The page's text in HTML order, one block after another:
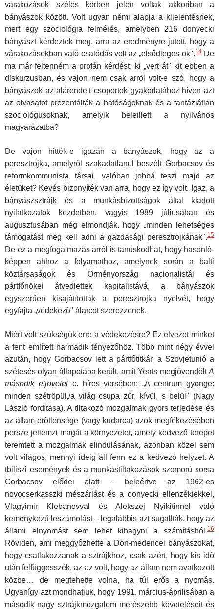
várakozások széles körben jelen voltak akkoriban a
bányászok között. Volt ugyan némi alapja a kijelentésnek,
mert egy szociológia felmérés, amelyben 216 donyecki
bányászt kérdeztek meg, arra az eredményre jutott, hogy a
várakozásokban való csalódás volt az „elsődleges ok".14De
ma már feltenném a profán kérdést: ki „vert át" kit ebben a
diskurzusban, és vajon nem csak arról volt-e szó, hogy a
bányászok az alárendelt csoportok gyakorlatához híven azt
az olvasatot prezentálták a hatóságoknak és a fantáziátlan
szociológusoknak, amelyik beleillett a nyilvános
magyarázatba?
De vajon hitték-e igazán a bányászok, hogy az a
peresztrojka, amelyről szakadatlanul beszélt Gorbacsov és
reformkommunista társai, valóban jobbá teszi majd az
életüket? Kevés bizonyíték van arra, hogy ez így volt. Igaz, a
bányászsztrájk és a munkásbizottságok által kiadott
nyilatkozatok kezdetben, vagyis 1989 júliusában és
augusztusában még elmondják, hogy „minden lehetséges
támogatást meg kell adni a gazdasági pereszt­rojkának".15
De ez a megfogalmazás arról is tanúskodhat, hogy hasonló­
képpen ahhoz a folyamathoz, amelynek során a balti
köztársaságok és Örményország nacionalistái és
pártfőnökei átvedlettek kapitalistává, a bányászok
egyszerűen kisajátították a peresztrojka nyelvét, hogy
egyfajta „védekező" álarcot szerezzenek.
Miért volt szükségük erre a védekezésre? Ez elvezet minket
a fent említett harmadik tényezőhöz. Több mint négy évvel
azután, hogy Gor­bacsov lett a pártfőtitkár, a Szovjetunió a
szétesés olyan állapotába került, amit Yeats megjövendöltA
második eljövetelc. híres versében: „A centrum gyönge:
minden szétröpül,/a világ csupa zűr, kívül, s belül" (Nagy
László fordítása). A tiltakozó mozgalmak gyors terjedése és
az állam erőtlensége (vagy kudarca) azok megfékezésében
persze jellemzi magát a környezetet, amely kedvező terepet
teremtett a mozgalmak el­indulásának, azonban közel sem
volt világos, mennyi ideig áll fenn ez a kedvező helyzet. A
tbiliszi események és a munkástiltakozások szomorú sorsa
Gorbacsov elődei alatt – beleértve az 1962-es
novocserkasszki mészárlást és a donyecki ellenzékiekkel,
Vlagyimir Klebanovval és Alekszej Nyikitinnel való
keménykezű leszámolást – legalábbis azt sugallták, hogy az
állami elnyomást sem lehet kihagyni a számításból.16
Röviden, ami meggyőzhette a Don-medencei bányászokat,
hogy csat­lakozzanak a sztrájkhoz, csak azért, hogy kis idő
után felfüggesszék, az az volt, hogy az állam nem avatkozott
közbe… de megtehette volna, ha túl erős a nyomás.
Ugyanígy azt mondhatjuk, hogy 1991. március-áprilisában a
második nagy sztrájkmozgalom merészebb követeléseit és